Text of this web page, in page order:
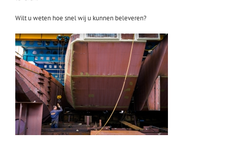
Wilt u weten hoe snel wij u kunnen beleveren?